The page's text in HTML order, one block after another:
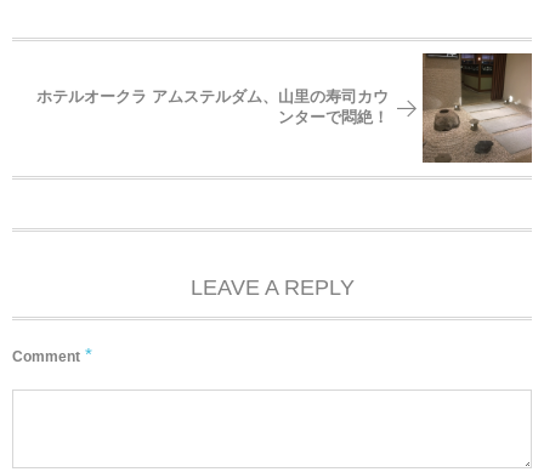
ホテルオークラ アムステルダム、山里の寿司カウ
ンターで悶絶！
LEAVE A REPLY
Comment *